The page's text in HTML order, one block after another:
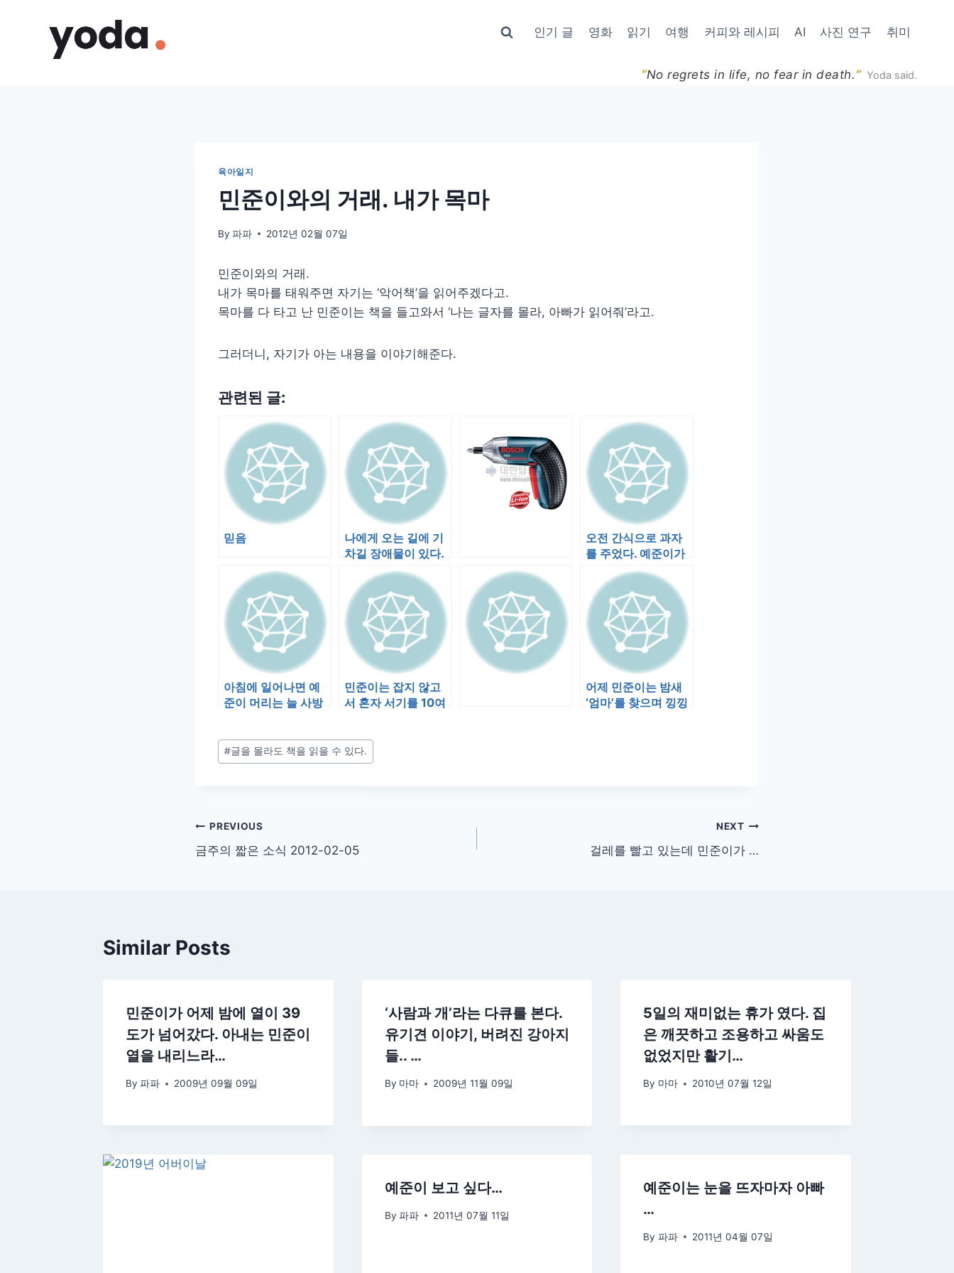
인기 글 영화 읽기 여행 커피와 레시피 AI 사진 연구 취미
“No regrets in life, no fear in death.” Yoda said.
육아일지
민준이와의 거래. 내가 목마
By 파파 2012년 02월 07일
민준이와의 거래.
내가 목마를 태워주면 자기는 ‘악어책’을 읽어주겠다고.
목마를 다 타고 난 민준이는 책을 들고와서 ‘나는 글자를 몰라, 아빠가 읽어줘’라고.
그러더니, 자기가 아는 내용을 이야기해준다.
관련된 글:
믿음
나에게 오는 길에 기
차길 장애물이 있다.
배밀이로 오다 기차
길이 계속 밀…
오전 간식으로 과자
를 주었다. 예준이가
안먹길래 하나씩 집
어 먹었더니 밑…
아침에 일어나면 예
준이 머리는 늘 사방
민준이는 잡지 않고
서 혼자 서기를 10여
어제 민준이는 밤새
‘엄마’를 찾으며 낑낑
Post
Tags:
#글을 몰라도 책을 읽을 수 있다.
글
탐
PREVIOUS
금주의 짧은 소식 2012-02-05
NEXT
걸레를 빨고 있는데 민준이가 …
Similar Posts
민준이가 어제 밤에 열이 39
도가 넘어갔다. 아내는 민준이
열을 내리느라…
By 파파 2009년 09월 09일
‘사람과 개’라는 다큐를 본다.
유기견 이야기, 버려진 강아지
들.. …
By 마마 2009년 11월 09일
5일의 재미없는 휴가 였다. 집
은 깨끗하고 조용하고 싸움도
없었지만 활기…
By 마마 2010년 07월 12일
예준이 보고 싶다…
By 파파 2011년 07월 11일
예준이는 눈을 뜨자마자 아빠
…
By 파파 2011년 04월 07일